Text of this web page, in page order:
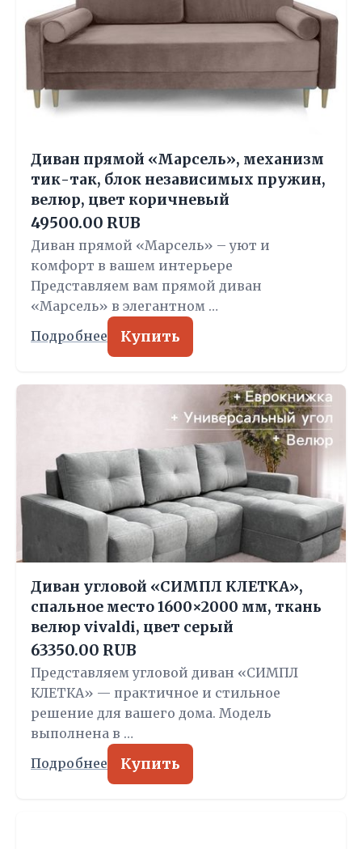
Диван прямой «Марсель», механизм
тик-так, блок независимых пружин,
велюр, цвет коричневый
49500.00 RUB
Диван прямой «Марсель» – уют и
комфорт в вашем интерьере
Представляем вам прямой диван
«Марсель» в элегантном …
Подробнее Купить
Диван угловой «СИМПЛ КЛЕТКА»,
спальное место 1600×2000 мм, ткань
велюр vivaldi, цвет серый
63350.00 RUB
Представляем угловой диван «СИМПЛ
КЛЕТКА» — практичное и стильное
решение для вашего дома. Модель
выполнена в …
Подробнее Купить